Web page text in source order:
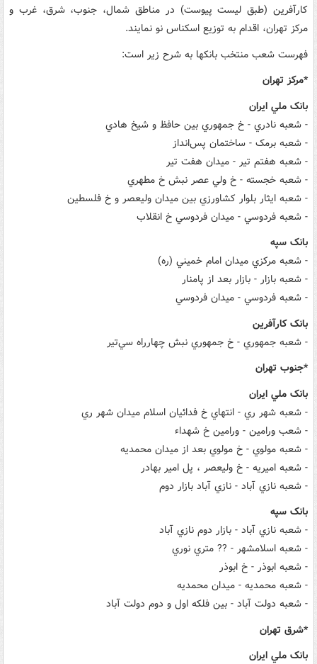
کارآفرين (طبق ليست پيوست) در مناطق شمال، جنوب، شرق، غرب و
مرکز تهران، اقدام به توزيع اسکناس نو نمايند.
فهرست شعب منتخب بانکها به شرح زير است:
*مرکز تهران
بانک ملي ايران
- شعبه نادري - خ جمهوري بين حافظ و شيخ هادي
- شعبه برمک - ساختمان پس‌انداز
- شعبه هفتم تير - ميدان هفت تير
- شعبه خجسته - خ ولي عصر نبش خ مطهري
- شعبه ايثار بلوار کشاورزي بين ميدان وليعصر و خ فلسطين
- شعبه فردوسي - ميدان فردوسي خ انقلاب
بانک سپه
- شعبه مرکزي ميدان امام خميني (ره)
- شعبه بازار - بازار بعد از پامنار
- شعبه فردوسي - ميدان فردوسي
بانک کارآفرين
- شعبه جمهوري - خ جمهوري نبش چهارراه سي‌تير
*جنوب تهران
بانک ملي ايران
- شعبه شهر ري - انتهاي خ فدائيان اسلام ميدان شهر ري
- شعب ورامين - ورامين خ شهداء
- شعبه مولوي - خ مولوي بعد از ميدان محمديه
- شعبه اميريه - خ وليعصر ، پل امير بهادر
- شعبه نازي آباد - نازي آباد بازار دوم
بانک سپه
- شعبه نازي آباد - بازار دوم نازي آباد
- شعبه اسلامشهر - ?? متري نوري
- شعبه ابوذر - خ ابوذر
- شعبه محمديه - ميدان محمديه
- شعبه دولت آباد - بين فلکه اول و دوم دولت آباد
*شرق تهران
بانک ملي ايران